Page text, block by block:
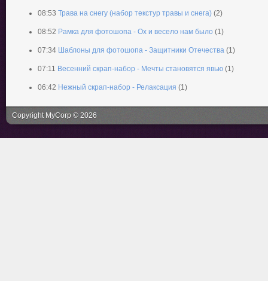
08:53 Трава на снегу (набор текстур травы и снега) (2)
08:52 Рамка для фотошопа - Ох и весело нам было (1)
07:34 Шаблоны для фотошопа - Защитники Отечества (1)
07:11 Весенний скрап-набор - Мечты становятся явью (1)
06:42 Нежный скрап-набор - Релаксация (1)
Copyright MyCorp © 2026